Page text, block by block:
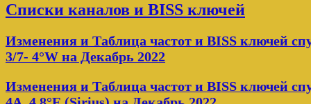
Списки каналов и BISS ключей
Изменения и Таблица частот и BISS ключей
3/7- 4°W на Декабрь 2022
Изменения и Таблица частот и BISS ключей